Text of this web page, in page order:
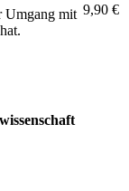
Umgang mit 9,90 €